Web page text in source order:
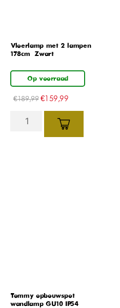
Vloerlamp met 2 lampen –
178cm – Zwart
Op voorraad
€189,99 €159,99
Tommy opbouwspot
wandlamp GU10 IP54